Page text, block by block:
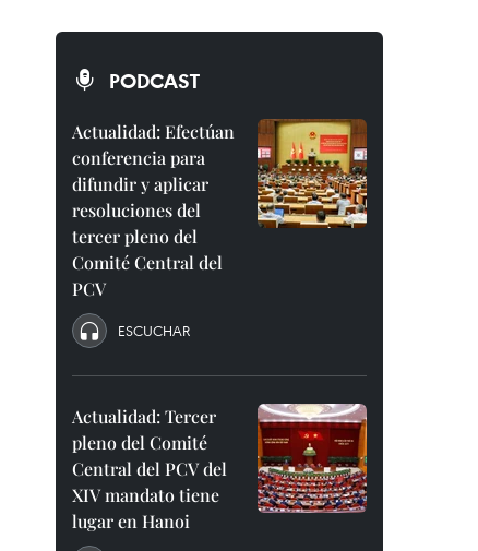
PODCAST
Actualidad: Efectúan
conferencia para
difundir y aplicar
resoluciones del
tercer pleno del
Comité Central del
PCV
ESCUCHAR
Actualidad: Tercer
pleno del Comité
Central del PCV del
XIV mandato tiene
lugar en Hanoi